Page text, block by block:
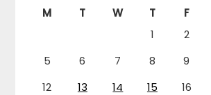
M T W T F
1
2
5
6 7 8 9
12
13 14 15 16